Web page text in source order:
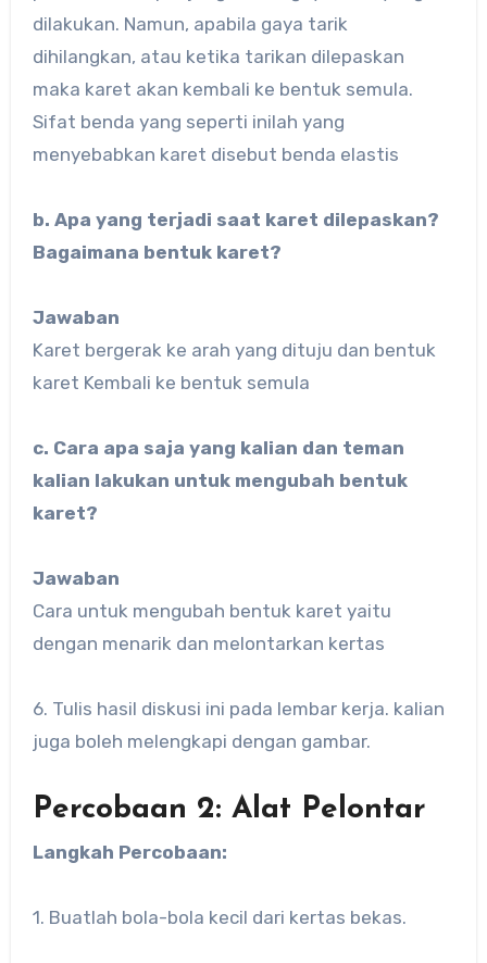
dilakukan. Namun, apabila gaya tarik
dihilangkan, atau ketika tarikan dilepaskan
maka karet akan kembali ke bentuk semula.
Sifat benda yang seperti inilah yang
menyebabkan karet disebut benda elastis
b. Apa yang terjadi saat karet dilepaskan?
Bagaimana bentuk karet?
Jawaban
Karet bergerak ke arah yang dituju dan bentuk
karet Kembali ke bentuk semula
c. Cara apa saja yang kalian dan teman
kalian lakukan untuk mengubah bentuk
karet?
Jawaban
Cara untuk mengubah bentuk karet yaitu
dengan menarik dan melontarkan kertas
6. Tulis hasil diskusi ini pada lembar kerja. kalian
juga boleh melengkapi dengan gambar.
Percobaan 2: Alat Pelontar
Langkah Percobaan:
1. Buatlah bola-bola kecil dari kertas bekas.